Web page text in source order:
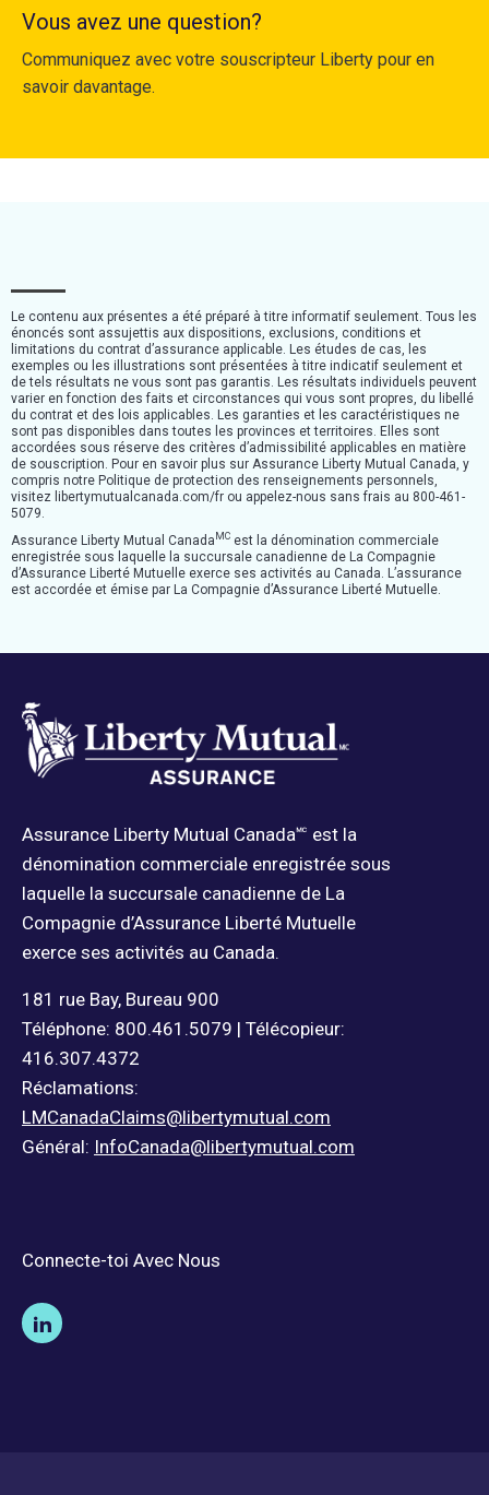
Vous avez une question?
Communiquez avec votre souscripteur Liberty pour en
savoir davantage.
Le contenu aux présentes a été préparé à titre informatif seulement. Tous les
énoncés sont assujettis aux dispositions, exclusions, conditions et
limitations du contrat d’assurance applicable. Les études de cas, les
exemples ou les illustrations sont présentées à titre indicatif seulement et
de tels résultats ne vous sont pas garantis. Les résultats individuels peuvent
varier en fonction des faits et circonstances qui vous sont propres, du libellé
du contrat et des lois applicables. Les garanties et les caractéristiques ne
sont pas disponibles dans toutes les provinces et territoires. Elles sont
accordées sous réserve des critères d’admissibilité applicables en matière
de souscription. Pour en savoir plus sur Assurance Liberty Mutual Canada, y
compris notre Politique de protection des renseignements personnels,
visitez libertymutualcanada.com/fr ou appelez-nous sans frais au 800-461-
5079.
Assurance Liberty Mutual Canada MC est la dénomination commerciale
enregistrée sous laquelle la succursale canadienne de La Compagnie
d’Assurance Liberté Mutuelle exerce ses activités au Canada. L’assurance
est accordée et émise par La Compagnie d’Assurance Liberté Mutuelle.
Assurance Liberty Mutual Canada🅪 est la
dénomination commerciale enregistrée sous
laquelle la succursale canadienne de La
Compagnie d’Assurance Liberté Mutuelle
exerce ses activités au Canada.
181 rue Bay, Bureau 900
Téléphone: 800.461.5079 | Télécopieur:
416.307.4372
Réclamations:
LMCanadaClaims@libertymutual.com
Général: InfoCanada@libertymutual.com
Connecte-toi Avec Nous